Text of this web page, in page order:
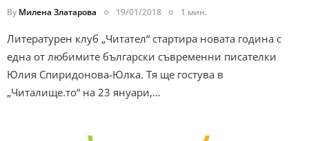
By Милена Златарова 19/01/2018 1 мин.
Литературен клуб „Читател“ стартира новата година с
една от любимите български съвременни писателки
Юлия Спиридонова-Юлка. Тя ще гостува в
„Читалище.то“ на 23 януари,…